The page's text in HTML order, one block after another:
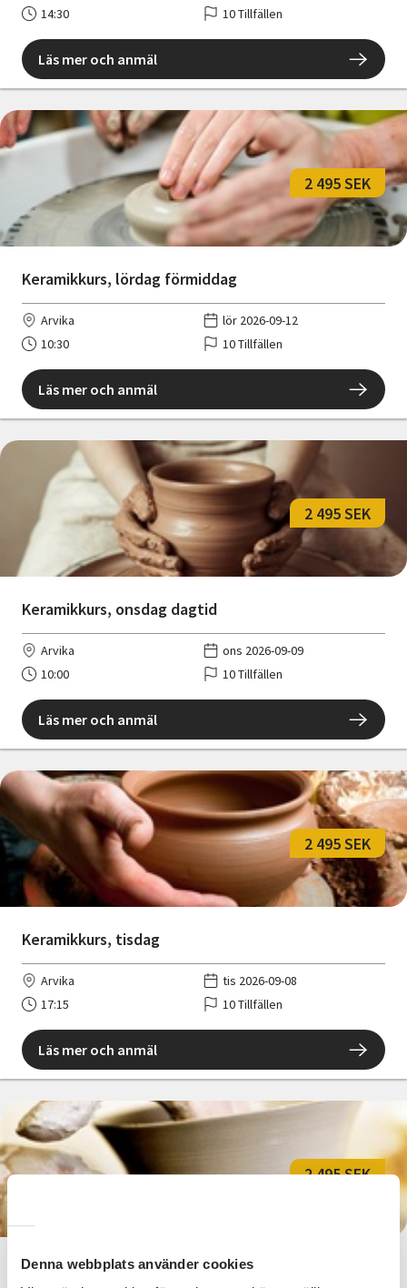
Denna webbplats använder cookies
14:30
10 Tillfällen
Läs mer och anmäl
Keramikkurs, lördag förmiddag
2 495 SEK
Arvika
lör 2026-09-12
10:30
10 Tillfällen
Läs mer och anmäl
Keramikkurs, onsdag dagtid
2 495 SEK
Arvika
ons 2026-09-09
10:00
10 Tillfällen
Läs mer och anmäl
Keramikkurs, tisdag
2 495 SEK
Arvika
tis 2026-09-08
17:15
10 Tillfällen
Läs mer och anmäl
Keramikkurs, torsdag
2 495 SEK